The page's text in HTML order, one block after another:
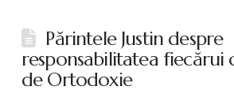
Părintele Justin despre
responsabilitatea fiecărui
de Ortodoxie